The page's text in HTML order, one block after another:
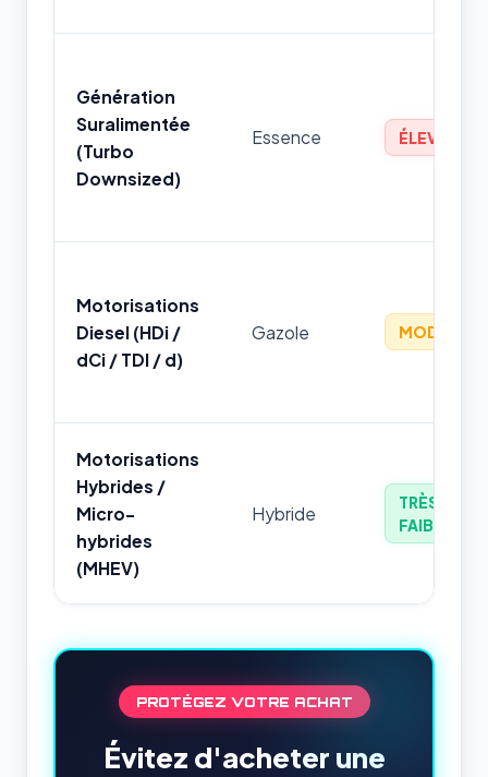
Génération
Suralimentée
(Turbo
Downsized)
Essence ÉLEVÉ
Motorisations
Diesel (HDi /
dCi / TDI / d)
Gazole MODÉRÉ
Motorisations
Hybrides /
Micro-
hybrides
(MHEV)
Hybride
TRÈS
FAIBLE
PROTÉGEZ VOTRE ACHAT
Évitez d'acheter une